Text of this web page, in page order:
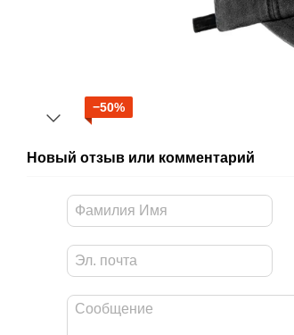
−50%
Новый отзыв или комментарий